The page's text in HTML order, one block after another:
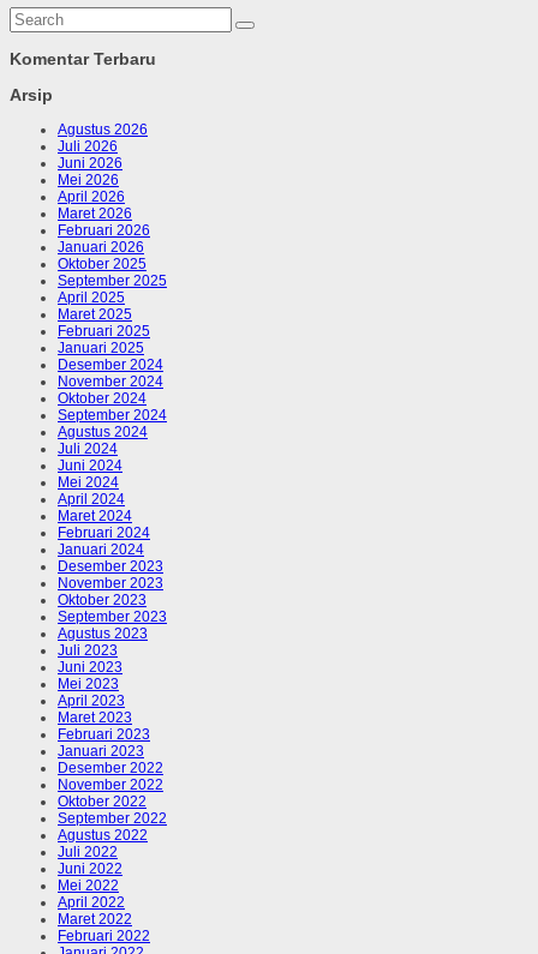
Komentar Terbaru
Arsip
Agustus 2026
Juli 2026
Juni 2026
Mei 2026
April 2026
Maret 2026
Februari 2026
Januari 2026
Oktober 2025
September 2025
April 2025
Maret 2025
Februari 2025
Januari 2025
Desember 2024
November 2024
Oktober 2024
September 2024
Agustus 2024
Juli 2024
Juni 2024
Mei 2024
April 2024
Maret 2024
Februari 2024
Januari 2024
Desember 2023
November 2023
Oktober 2023
September 2023
Agustus 2023
Juli 2023
Juni 2023
Mei 2023
April 2023
Maret 2023
Februari 2023
Januari 2023
Desember 2022
November 2022
Oktober 2022
September 2022
Agustus 2022
Juli 2022
Juni 2022
Mei 2022
April 2022
Maret 2022
Februari 2022